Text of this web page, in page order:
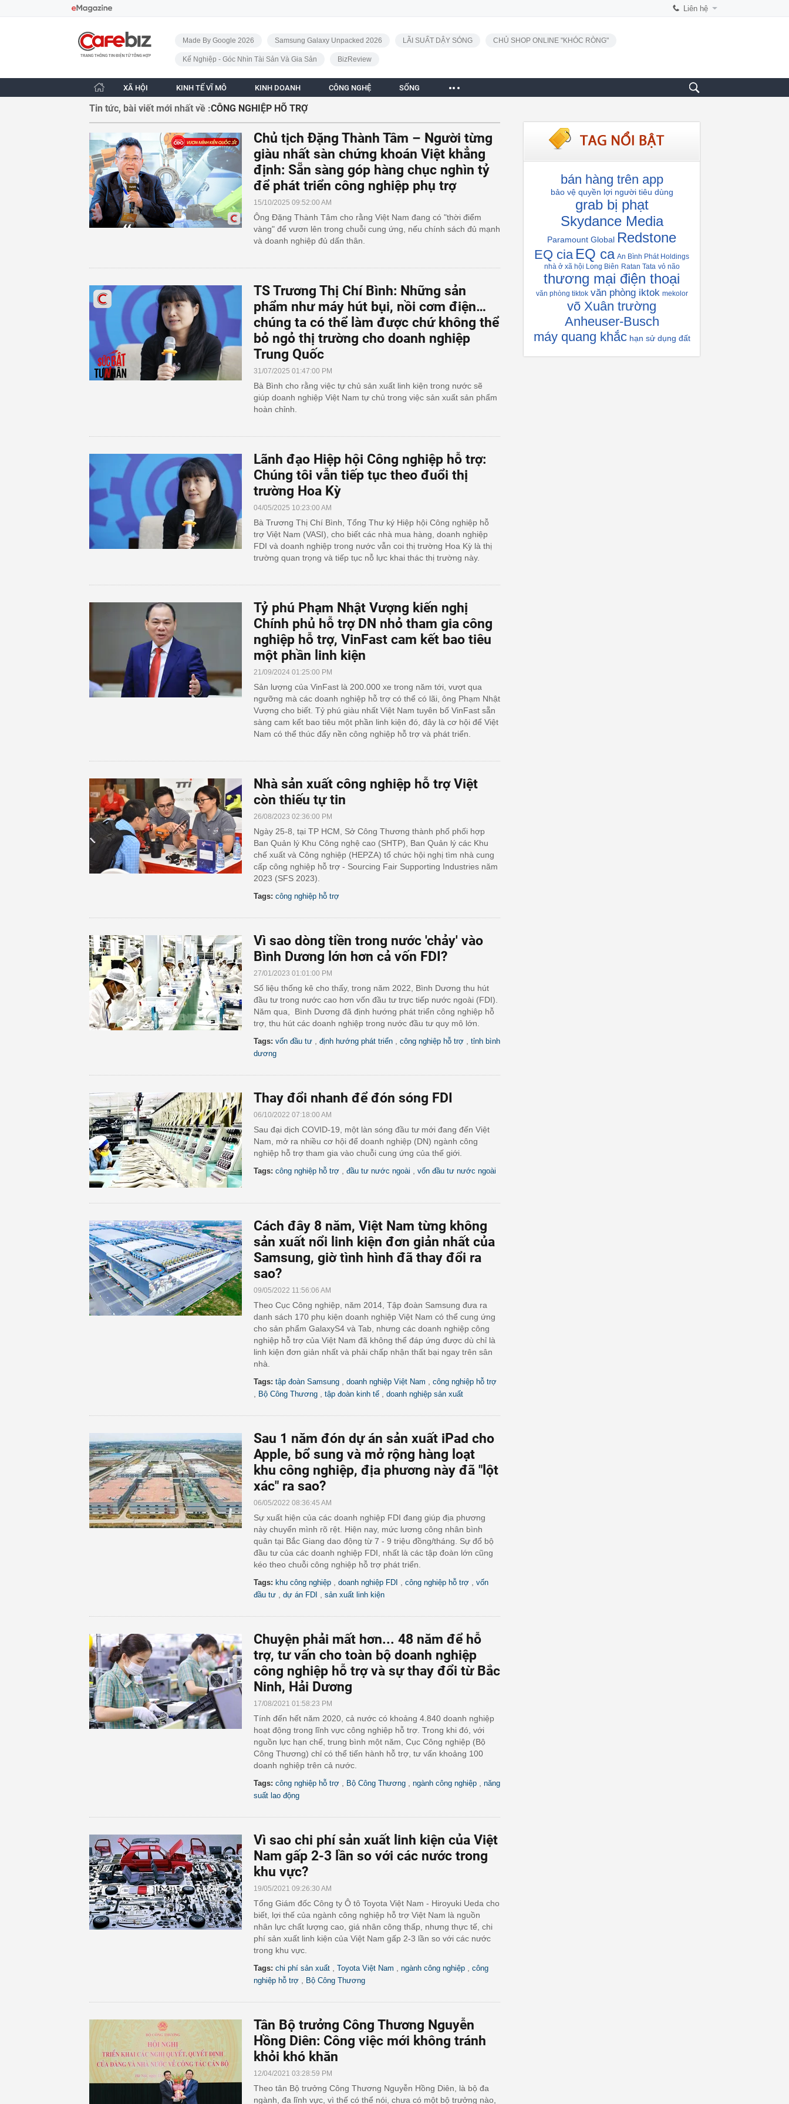
Liên hệ
CafeBiz - Trang chủ
Made By Google 2026
Samsung Galaxy Unpacked 2026 LÃI SUẤT DẬY SÓNG CHỦ SHOP ONLINE "KHÓC RÒNG"
Kế Nghiệp - Góc Nhìn Tài Sản Và Gia Sản BizReview
XÃ HỘI KINH TẾ VĨ MÔ KINH DOANH CÔNG NGHỆ SỐNG
Tin tức, bài viết mới nhất về :CÔNG NGHIỆP HÕ TRỢ
Chủ tịch Đặng Thành Tâm – Người từng
giàu nhất sàn chứng khoán Việt khẳng
định: Sẵn sàng góp hàng chục nghìn tỷ
để phát triển công nghiệp phụ trợ
15/10/2025 09:52:00 AM
Ông Đặng Thành Tâm cho rằng Việt Nam đang có "thời điểm
vàng" để vươn lên trong chuỗi cung ứng, nếu chính sách đủ mạnh
và doanh nghiệp đủ dấn thân.
TS Trương Thị Chí Bình: Những sản
phẩm như máy hút bụi, nồi cơm điện…
chúng ta có thể làm được chứ không thể
bỏ ngỏ thị trường cho doanh nghiệp
Trung Quốc
31/07/2025 01:47:00 PM
Bà Bình cho rằng việc tự chủ sản xuất linh kiện trong nước sẽ
giúp doanh nghiệp Việt Nam tự chủ trong việc sản xuất sản phẩm
hoàn chỉnh.
Lãnh đạo Hiệp hội Công nghiệp hỗ trợ:
Chúng tôi vẫn tiếp tục theo đuổi thị
trường Hoa Kỳ
04/05/2025 10:23:00 AM
Bà Trương Thị Chí Bình, Tổng Thư ký Hiệp hội Công nghiệp hỗ
trợ Việt Nam (VASI), cho biết các nhà mua hàng, doanh nghiệp
FDI và doanh nghiệp trong nước vẫn coi thị trường Hoa Kỳ là thị
trường quan trọng và tiếp tục nỗ lực khai thác thị trường này.
Tỷ phú Phạm Nhật Vượng kiến nghị
Chính phủ hỗ trợ DN nhỏ tham gia công
nghiệp hỗ trợ, VinFast cam kết bao tiêu
một phần linh kiện
21/09/2024 01:25:00 PM
Sản lượng của VinFast là 200.000 xe trong năm tới, vượt qua
ngưỡng mà các doanh nghiệp hỗ trợ có thể có lãi, ông Phạm Nhật
Vượng cho biết. Tỷ phú giàu nhất Việt Nam tuyên bố VinFast sẵn
sàng cam kết bao tiêu một phần linh kiện đó, đây là cơ hội để Việt
Nam có thể thúc đẩy nền công nghiệp hỗ trợ và phát triển.
Nhà sản xuất công nghiệp hỗ trợ Việt
còn thiếu tự tin
26/08/2023 02:36:00 PM
Ngày 25-8, tại TP HCM, Sở Công Thương thành phố phối hợp
Ban Quản lý Khu Công nghệ cao (SHTP), Ban Quản lý các Khu
chế xuất và Công nghiệp (HEPZA) tổ chức hội nghị tìm nhà cung
cấp công nghiệp hỗ trợ - Sourcing Fair Supporting Industries năm
2023 (SFS 2023).
Tags: công nghiệp hỗ trợ
Vì sao dòng tiền trong nước 'chảy' vào
Bình Dương lớn hơn cả vốn FDI?
27/01/2023 01:01:00 PM
Số liệu thống kê cho thấy, trong năm 2022, Bình Dương thu hút
đầu tư trong nước cao hơn vốn đầu tư trực tiếp nước ngoài (FDI).
Năm qua, Bình Dương đã định hướng phát triển công nghiệp hỗ
trợ, thu hút các doanh nghiệp trong nước đầu tư quy mô lớn.
Tags: vốn đầu tư định hướng phát triển công nghiệp hỗ trợ
tỉnh bình
dương
Thay đổi nhanh để đón sóng FDI
06/10/2022 07:18:00 AM
Sau đại dịch COVID-19, một làn sóng đầu tư mới đang đến Việt
Nam, mở ra nhiều cơ hội để doanh nghiệp (DN) ngành công
nghiệp hỗ trợ tham gia vào chuỗi cung ứng của thế giới.
Tags: công nghiệp hỗ trợ đầu tư nước ngoài vốn đầu tư nước ngoài
Cách đây 8 năm, Việt Nam từng không
sản xuất nổi linh kiện đơn giản nhất của
Samsung, giờ tình hình đã thay đổi ra
sao?
09/05/2022 11:56:06 AM
Theo Cục Công nghiệp, năm 2014, Tập đoàn Samsung đưa ra
danh sách 170 phụ kiện doanh nghiệp Việt Nam có thể cung ứng
cho sản phẩm GalaxyS4 và Tab, nhưng các doanh nghiệp công
nghiệp hỗ trợ của Việt Nam đã không thể đáp ứng được dù chỉ là
linh kiện đơn giản nhất và phải chấp nhận thất bại ngay trên sân
nhà.
Tags: tập đoàn Samsung doanh nghiệp Việt Nam công nghiệp hỗ trợ
Bộ Công Thương tập đoàn kinh tế doanh nghiệp sản xuất
Sau 1 năm đón dự án sản xuất iPad cho
Apple, bổ sung và mở rộng hàng loạt
khu công nghiệp, địa phương này đã "lột
xác" ra sao?
06/05/2022 08:36:45 AM
Sự xuất hiện của các doanh nghiệp FDI đang giúp địa phương
này chuyển mình rõ rệt. Hiện nay, mức lương công nhân bình
quân tại Bắc Giang dao động từ 7 - 9 triệu đồng/tháng. Sự đổ bộ
đầu tư của các doanh nghiệp FDI, nhất là các tập đoàn lớn cũng
kéo theo chuỗi công nghiệp hỗ trợ phát triển.
Tags: khu công nghiệp doanh nghiệp FDI công nghiệp hỗ trợ
vốn
đầu tư
dự án FDI sản xuất linh kiện
Chuyện phải mất hơn... 48 năm để hỗ
trợ, tư vấn cho toàn bộ doanh nghiệp
công nghiệp hỗ trợ và sự thay đổi từ Bắc
Ninh, Hải Dương
17/08/2021 01:58:23 PM
Tính đến hết năm 2020, cả nước có khoảng 4.840 doanh nghiệp
hoạt động trong lĩnh vực công nghiệp hỗ trợ. Trong khi đó, với
nguồn lực hạn chế, trung bình một năm, Cục Công nghiệp (Bộ
Công Thương) chỉ có thể tiến hành hỗ trợ, tư vấn khoảng 100
doanh nghiệp trên cả nước.
Tags: công nghiệp hỗ trợ Bộ Công Thương ngành công nghiệp
năng
suất lao động
Vì sao chi phí sản xuất linh kiện của Việt
Nam gấp 2-3 lần so với các nước trong
khu vực?
19/05/2021 09:26:30 AM
Tổng Giám đốc Công ty Ô tô Toyota Việt Nam - Hiroyuki Ueda cho
biết, lợi thế của ngành công nghiệp hỗ trợ Việt Nam là nguồn
nhân lực chất lượng cao, giá nhân công thấp, nhưng thực tế, chi
phí sản xuất linh kiện của Việt Nam gấp 2-3 lần so với các nước
trong khu vực.
Tags: chi phí sản xuất Toyota Việt Nam ngành công nghiệp
công
nghiệp hỗ trợ
Bộ Công Thương
Tân Bộ trưởng Công Thương Nguyễn
Hồng Diên: Công việc mới không tránh
khỏi khó khăn
12/04/2021 03:28:59 PM
Theo tân Bộ trưởng Công Thương Nguyễn Hồng Diên, là bộ đa
ngành, đa lĩnh vực, vì thế có thể nói, chưa có một bộ trưởng nào,
bán hàng trên app
bảo vệ quyền lợi người tiêu dùng
grab bị phạt
Skydance Media
Paramount Global Redstone
EQ cia EQ ca An Bình Phát Holdings
nhà ở xã hội Long Biên Ratan Tata vỏ não
thương mại điện thoại
văn phòng tiktok văn phòng iktok mekolor
võ Xuân trường
Anheuser-Busch
máy quang khắc hạn sử dụng đất